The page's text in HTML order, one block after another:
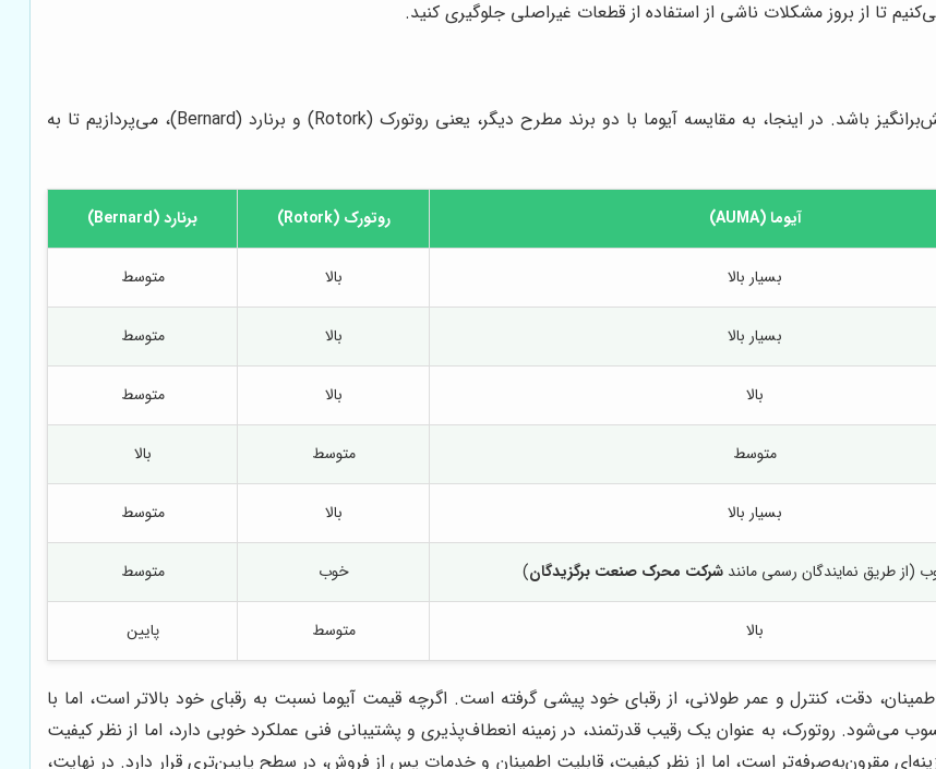
تا از بروز مشکلات ناشی از استفاده از قطعات غیراصلی جلوگیری کنید.
در بازار رقابتی اکچویتورهای برقی، انتخاب برند مناسب می‌تواند چالش‌برانگیز باشد. در اینجا، به مقایسه آیوما با دو برند مطرح دیگر، یعنی روتورک (Rotork) و برنارد (Bernard)، می‌پردازیم تا به
آیوما (AUMA) روتورک (Rotork) برنارد (Bernard)
بسیار بالا بالا متوسط
بسیار بالا بالا متوسط
بالا بالا متوسط
متوسط متوسط بالا
بسیار بالا بالا متوسط
(از طریق نمایندگان رسمی مانند شرکت محرک صنعت برگزیدگان) خوب متوسط
بالا متوسط پایین
دقت، کنترل و عمر طولانی، از رقبای خود پیشی گرفته است. اگرچه قیمت آیوما نسبت به رقبای خود بالاتر است، اما با
می‌شود. روتورک، به عنوان یک رقیب قدرتمند، در زمینه انعطاف‌پذیری و پشتیبانی فنی عملکرد خوبی دارد، اما از نظر کیفیت
مقرون‌به‌صرفه‌تر است، اما از نظر کیفیت، قابلیت اطمینان و خدمات پس از فروش، در سطح پایین‌تری قرار دارد. در نهایت،